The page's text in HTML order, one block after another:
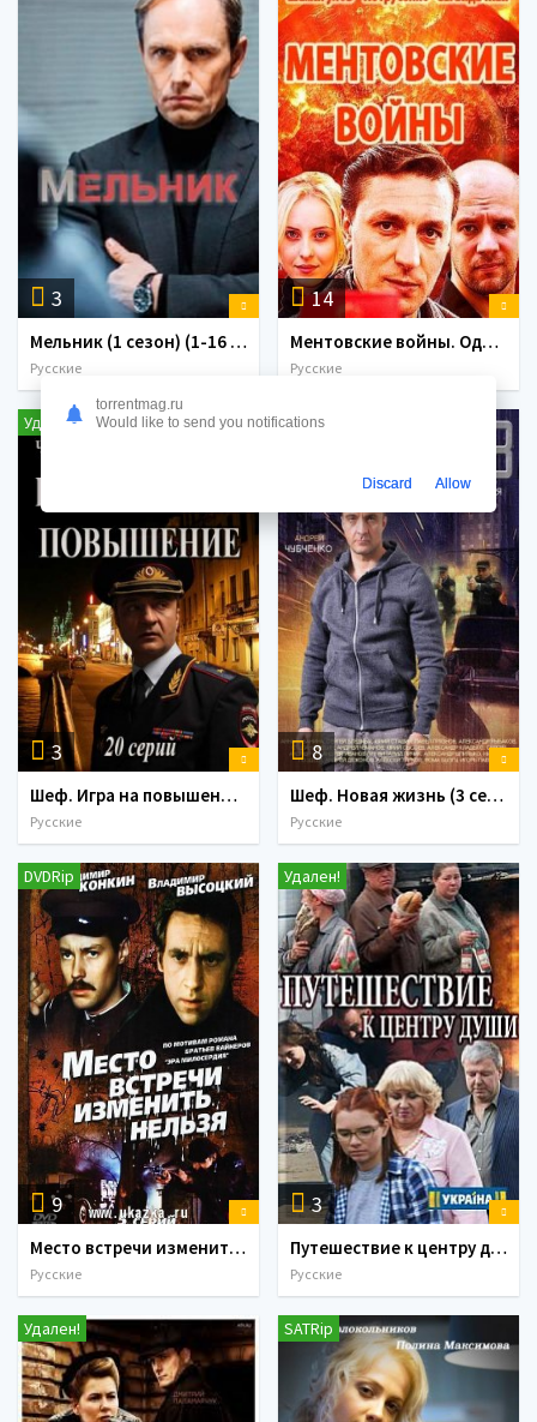
3
Мельник (1 сезон) (1-16 серия) (2018)
Русские
14
Ментовские войны. Одесса (1 сезон) (1-24 серия) (2017)
Русские
3
Удален!
Шеф. Игра на повышение (4 сезон) (1-20 серия) (2017)
Русские
8
Удален!
Шеф. Новая жизнь (3 сезон) (2015)
Русские
9
DVDRip
Место встречи изменить нельзя (1979)
Русские
3
Удален!
Путешествие к центру души (1-16 серии) (2018)
Русские
Удален! SATRip
torrentmag.ru
Would like to send you notifications
Discard Allow